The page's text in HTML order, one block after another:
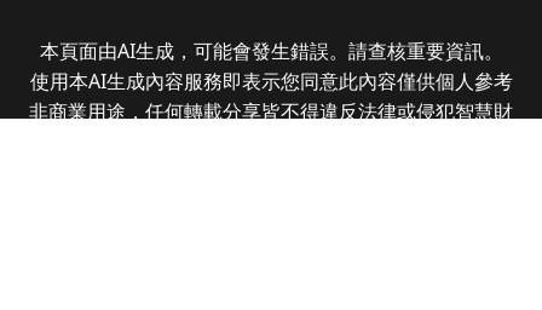
本頁面由AI生成，可能會發生錯誤。請查核重要資訊。
使用本AI生成內容服務即表示您同意此內容僅供個人參考
非商業用途，任何轉載分享皆不得違反法律或侵犯智慧財